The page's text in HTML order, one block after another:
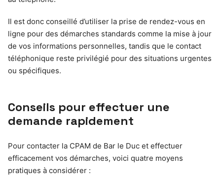
Il est donc conseillé d’utiliser la prise de rendez-vous en
ligne pour des démarches standards comme la mise à jour
de vos informations personnelles, tandis que le contact
téléphonique reste privilégié pour des situations urgentes
ou spécifiques.
Conseils pour effectuer une
demande rapidement
Pour contacter la CPAM de Bar le Duc et effectuer
efficacement vos démarches, voici quatre moyens
pratiques à considérer :